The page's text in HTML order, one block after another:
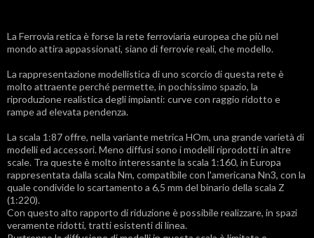
La Ferrovia retica è forse la rete ferroviaria europea che più nel
mondo attira appassionati, siano di ferrovie reali, che modello.
La rappresentazione modellistica di uno scorcio di questa rete è
molto attraente perché permette, in pochissimo spazio, la
riproduzione realistica degli impianti: curve con raggio ridotto e
rampe ad elevata pendenza.
La scala 1:87 offre, nella variante metrica HOm, una grande varietà di
modelli ed accessori. Meno diffusi sono i modelli riprodotti in altre
scale. Tra queste è molto interessante la scala 1:160, in Europa
rappresentata dalla scala Nm, compatibile con l'americana Nn3, con la
quale condivide lo scartamento a 6,5 mm del binario della scala Z
(1:220).
Con questo alto rapporto di riduzione è possibile realizzare, in spazi
veramente ridotti, tratti esistenti di linea.